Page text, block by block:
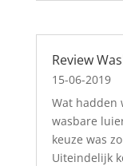
Review
15-06-2019
Wat hadden
wasbare
keuze was
Uiteindelijk